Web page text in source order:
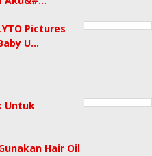
Pictures
U…
Untuk
Hair Oil